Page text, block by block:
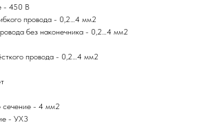
- 450 В
провода - 0,2…4 мм2
без наконечника - 0,2…4 мм2
провода - 0,2…4 мм2
сечение - 4 мм2
- УХ3